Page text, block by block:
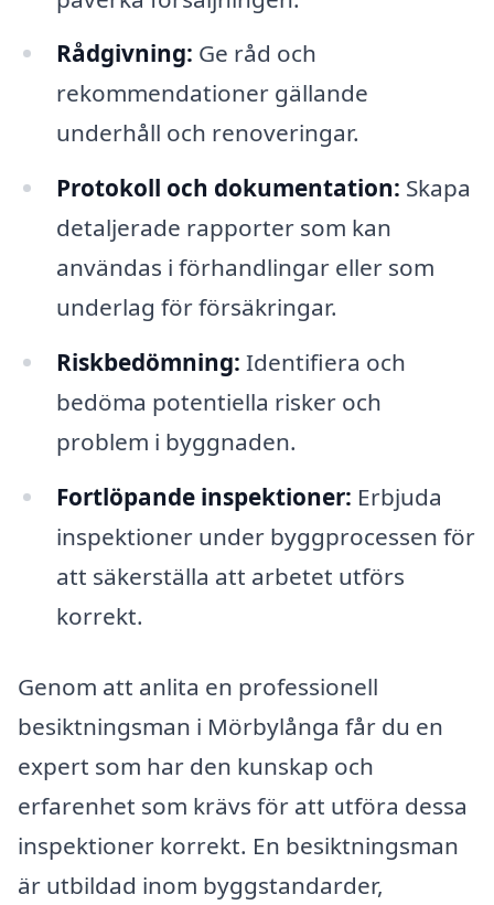
Rådgivning: Ge råd och
rekommendationer gällande
underhåll och renoveringar.
Protokoll och dokumentation: Skapa
detaljerade rapporter som kan
användas i förhandlingar eller som
underlag för försäkringar.
Riskbedömning: Identifiera och
bedöma potentiella risker och
problem i byggnaden.
Fortlöpande inspektioner: Erbjuda
inspektioner under byggprocessen för
att säkerställa att arbetet utförs
korrekt.
Genom att anlita en professionell
besiktningsman i Mörbylånga får du en
expert som har den kunskap och
erfarenhet som krävs för att utföra dessa
inspektioner korrekt. En besiktningsman
är utbildad inom byggstandarder,